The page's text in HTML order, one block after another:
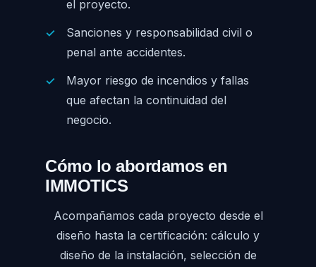
el proyecto.
Sanciones y responsabilidad civil o
penal ante accidentes.
Mayor riesgo de incendios y fallas
que afectan la continuidad del
negocio.
Cómo lo abordamos en
IMMOTICS
Acompañamos cada proyecto desde el
diseño hasta la certificación: cálculo y
diseño de la instalación, selección de